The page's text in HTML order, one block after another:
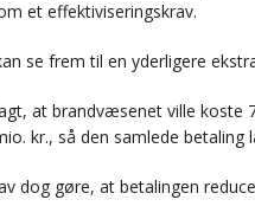
et effektiviseringskrav.
se frem til en yderligere
at brandvæsenet ville koste
kr., så den samlede betaling
dog gøre, at betalingen